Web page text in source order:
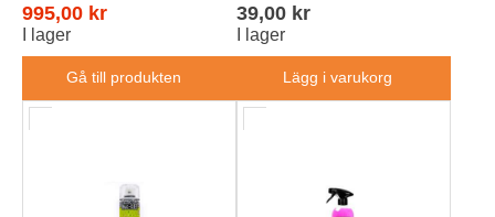
995,00 kr
I lager
Gå till produkten
39,00 kr
I lager
Lägg i varukorg